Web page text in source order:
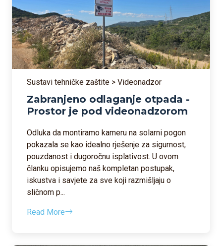
Sustavi tehničke zaštite > Videonadzor
Zabranjeno odlaganje otpada -
Prostor je pod videonadzorom
Odluka da montiramo kameru na solarni pogon
pokazala se kao idealno rješenje za sigurnost,
pouzdanost i dugoročnu isplativost. U ovom
članku opisujemo naš kompletan postupak,
iskustva i savjete za sve koji razmišljaju o
sličnom p...
Read More